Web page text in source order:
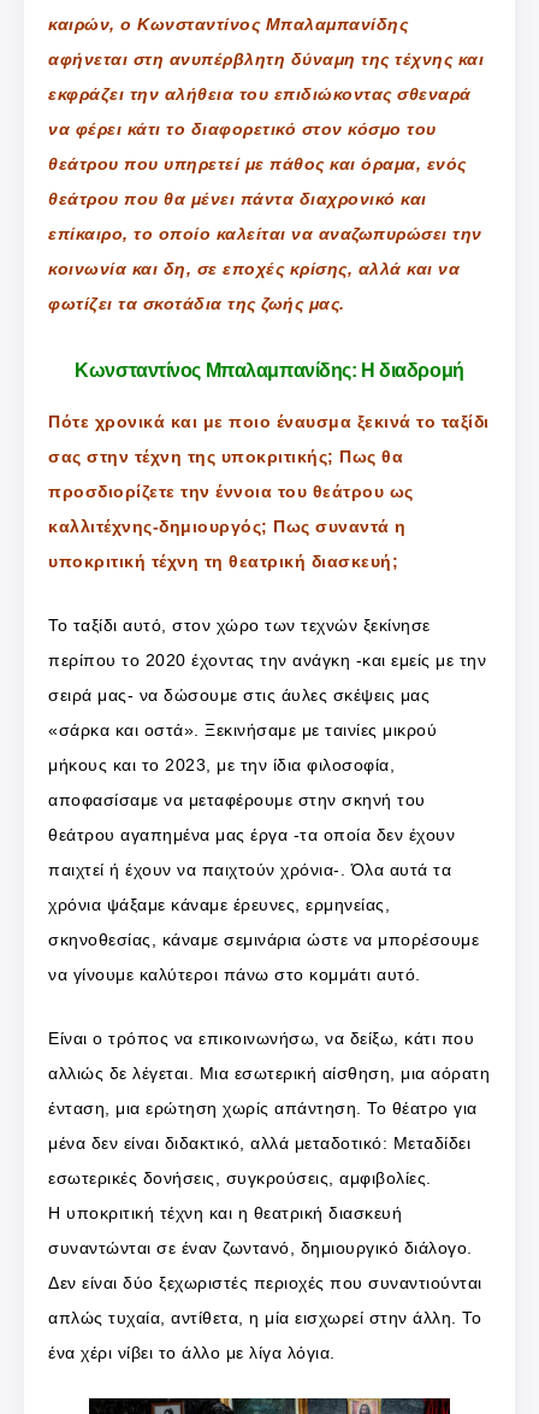
καιρών, ο Κωνσταντίνος Μπαλαμπανίδης
αφήνεται στη ανυπέρβλητη δύναμη της τέχνης και
εκφράζει την αλήθεια του επιδιώκοντας σθεναρά
να φέρει κάτι το διαφορετικό στον κόσμο του
θεάτρου που υπηρετεί με πάθος και όραμα, ενός
θεάτρου που θα μένει πάντα διαχρονικό και
επίκαιρο, το οποίο καλείται να αναζωπυρώσει την
κοινωνία και δη, σε εποχές κρίσης, αλλά και να
φωτίζει τα σκοτάδια της ζωής μας.
Κωνσταντίνος Μπαλαμπανίδης: Η διαδρομή
Πότε χρονικά και με ποιο έναυσμα ξεκινά το ταξίδι
σας στην τέχνη της υποκριτικής; Πως θα
προσδιορίζετε την έννοια του θεάτρου ως
καλλιτέχνης-δημιουργός; Πως συναντά η
υποκριτική τέχνη τη θεατρική διασκευή;
Το ταξίδι αυτό, στον χώρο των τεχνών ξεκίνησε
περίπου το 2020 έχοντας την ανάγκη -και εμείς με την
σειρά μας- να δώσουμε στις άυλες σκέψεις μας
«σάρκα και οστά». Ξεκινήσαμε με ταινίες μικρού
μήκους και το 2023, με την ίδια φιλοσοφία,
αποφασίσαμε να μεταφέρουμε στην σκηνή του
θεάτρου αγαπημένα μας έργα -τα οποία δεν έχουν
παιχτεί ή έχουν να παιχτούν χρόνια-. Όλα αυτά τα
χρόνια ψάξαμε κάναμε έρευνες, ερμηνείας,
σκηνοθεσίας, κάναμε σεμινάρια ώστε να μπορέσουμε
να γίνουμε καλύτεροι πάνω στο κομμάτι αυτό.
Είναι ο τρόπος να επικοινωνήσω, να δείξω, κάτι που
αλλιώς δε λέγεται. Μια εσωτερική αίσθηση, μια αόρατη
ένταση, μια ερώτηση χωρίς απάντηση. Το θέατρο για
μένα δεν είναι διδακτικό, αλλά μεταδοτικό: Μεταδίδει
εσωτερικές δονήσεις, συγκρούσεις, αμφιβολίες.
Η υποκριτική τέχνη και η θεατρική διασκευή
συναντώνται σε έναν ζωντανό, δημιουργικό διάλογο.
Δεν είναι δύο ξεχωριστές περιοχές που συναντιούνται
απλώς τυχαία, αντίθετα, η μία εισχωρεί στην άλλη. Το
ένα χέρι νίβει το άλλο με λίγα λόγια.